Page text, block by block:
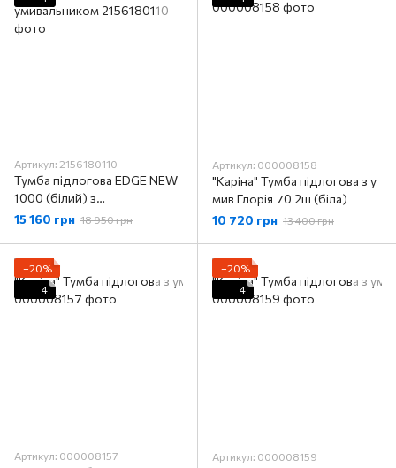
Артикул: 2156180110
Тумба підлогова EDGE NEW
1000 (білий) з
умивальником
15 160 грн 18 950 грн
Артикул: 000008158
"Каріна" Тумба підлогова з у
мив Глорія 70 2ш (біла)
10 720 грн 13 400 грн
−20%
4
Артикул: 000008157
−20%
4
Артикул: 000008159